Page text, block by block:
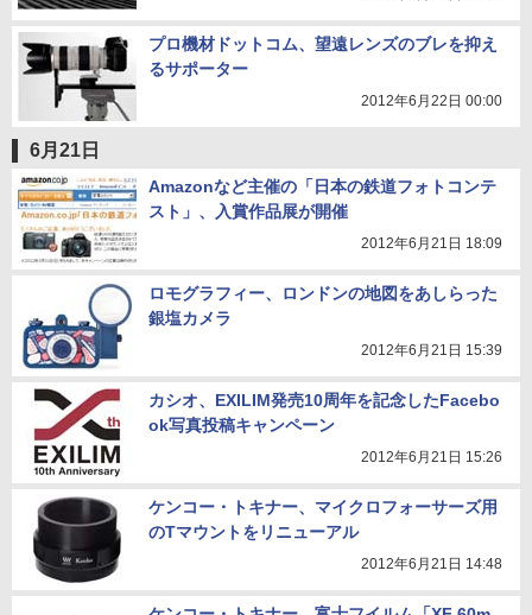
プロ機材ドットコム、望遠レンズのブレを抑え
るサポーター
2012年6月22日 00:00
6月21日
Amazonなど主催の「日本の鉄道フォトコンテ
スト」、入賞作品展が開催
2012年6月21日 18:09
ロモグラフィー、ロンドンの地図をあしらった
銀塩カメラ
2012年6月21日 15:39
カシオ、EXILIM発売10周年を記念したFacebo
ok写真投稿キャンペーン
2012年6月21日 15:26
ケンコー・トキナー、マイクロフォーサーズ用
のTマウントをリニューアル
2012年6月21日 14:48